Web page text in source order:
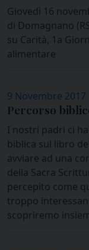
Giovedì 16
di Domagnano
su Carità, 1a
alimentare
9 Novembre 2017
Percorso
I nostri padri ci
biblica sul libro
avviare ad una
della Sacra
percepito come
troppo
scopriremo